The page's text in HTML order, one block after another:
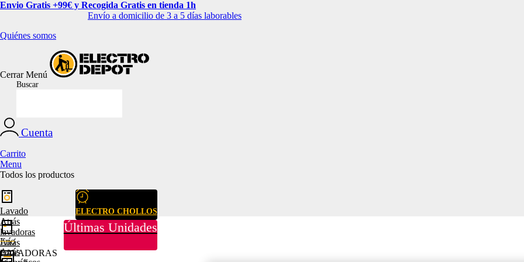
Envio Gratis +99€ y Recogida Gratis en tienda 1h
Envío a domicilio de 3 a 5 días laborables
Quiénes somos
CerrarMenú
Buscar
Cuenta
Carrito
Menu
Todos los productos
ELECTRO CHOLLOS
Últimas Unidades
Lavado
Atrás
lavadoras
Atrás
LAVADORAS
Frío
Atrás